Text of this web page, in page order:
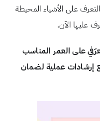
على الأشياء المحيطة
عليها الآن.
على العمر المناسب
إرشادات عملية لضمان